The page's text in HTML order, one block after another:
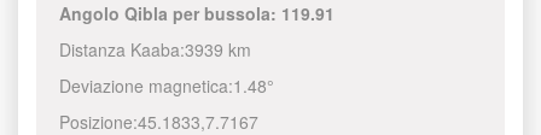
Angolo Qibla per bussola: 119.91
Distanza Kaaba:3939 km
Deviazione magnetica:1.48°
Posizione:45.1833,7.7167